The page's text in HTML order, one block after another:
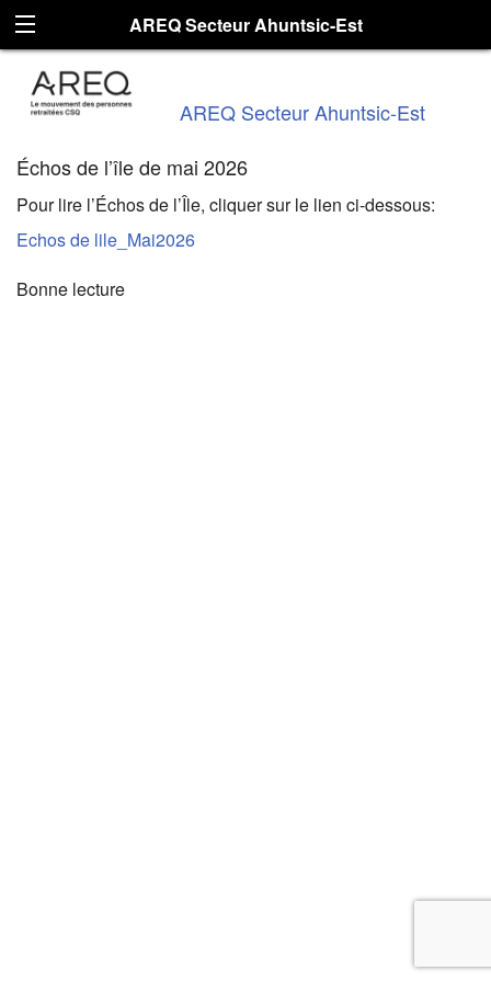
AREQ Secteur Ahuntsic-Est
AREQ Secteur Ahuntsic-Est
Échos de l’île de mai 2026
Pour lire l’Échos de l’Île, cliquer sur le lien ci-dessous:
Echos de lile_Mai2026
Bonne lecture